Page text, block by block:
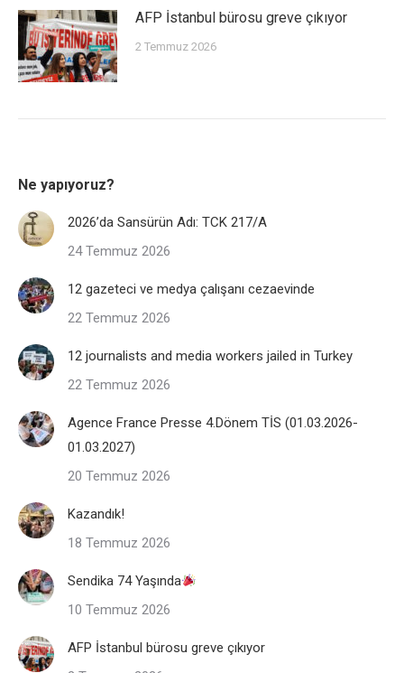
AFP İstanbul bürosu greve çıkıyor
2 Temmuz 2026
Ne yapıyoruz?
2026’da Sansürün Adı: TCK 217/A
24 Temmuz 2026
12 gazeteci ve medya çalışanı cezaevinde
22 Temmuz 2026
12 journalists and media workers jailed in Turkey
22 Temmuz 2026
Agence France Presse 4.Dönem TİS (01.03.2026-
01.03.2027)
20 Temmuz 2026
Kazandık!
18 Temmuz 2026
Sendika 74 Yaşında
10 Temmuz 2026
AFP İstanbul bürosu greve çıkıyor